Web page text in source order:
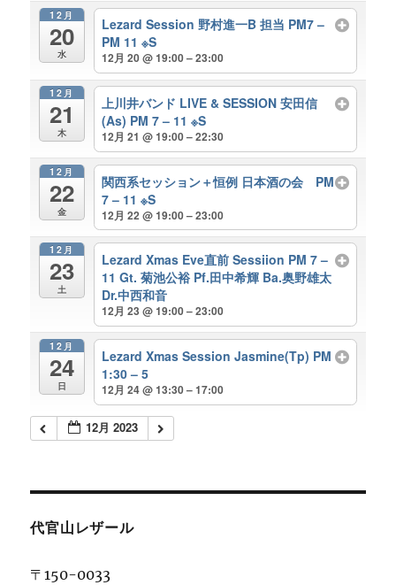
12月
20
水
Lezard Session 野村進一B 担当 PM7 –
PM 11 ※S
12月 20 @ 19:00 – 23:00
12月
21
木
上川井バンド LIVE & SESSION 安田信
(As) PM 7 – 11 ※S
12月 21 @ 19:00 – 22:30
12月
22
金
関西系セッション＋恒例 日本酒の会 PM
7 – 11 ※S
12月 22 @ 19:00 – 23:00
12月
23
土
Lezard Xmas Eve直前 Sessiion PM 7 –
11 Gt. 菊池公裕 Pf.田中希輝 Ba.奥野雄太
Dr.中西和音
12月 23 @ 19:00 – 23:00
12月
24
日
Lezard Xmas Session Jasmine(Tp) PM
1:30 – 5
12月 24 @ 13:30 – 17:00
12月 2023
代官山レザール
〒150-0033